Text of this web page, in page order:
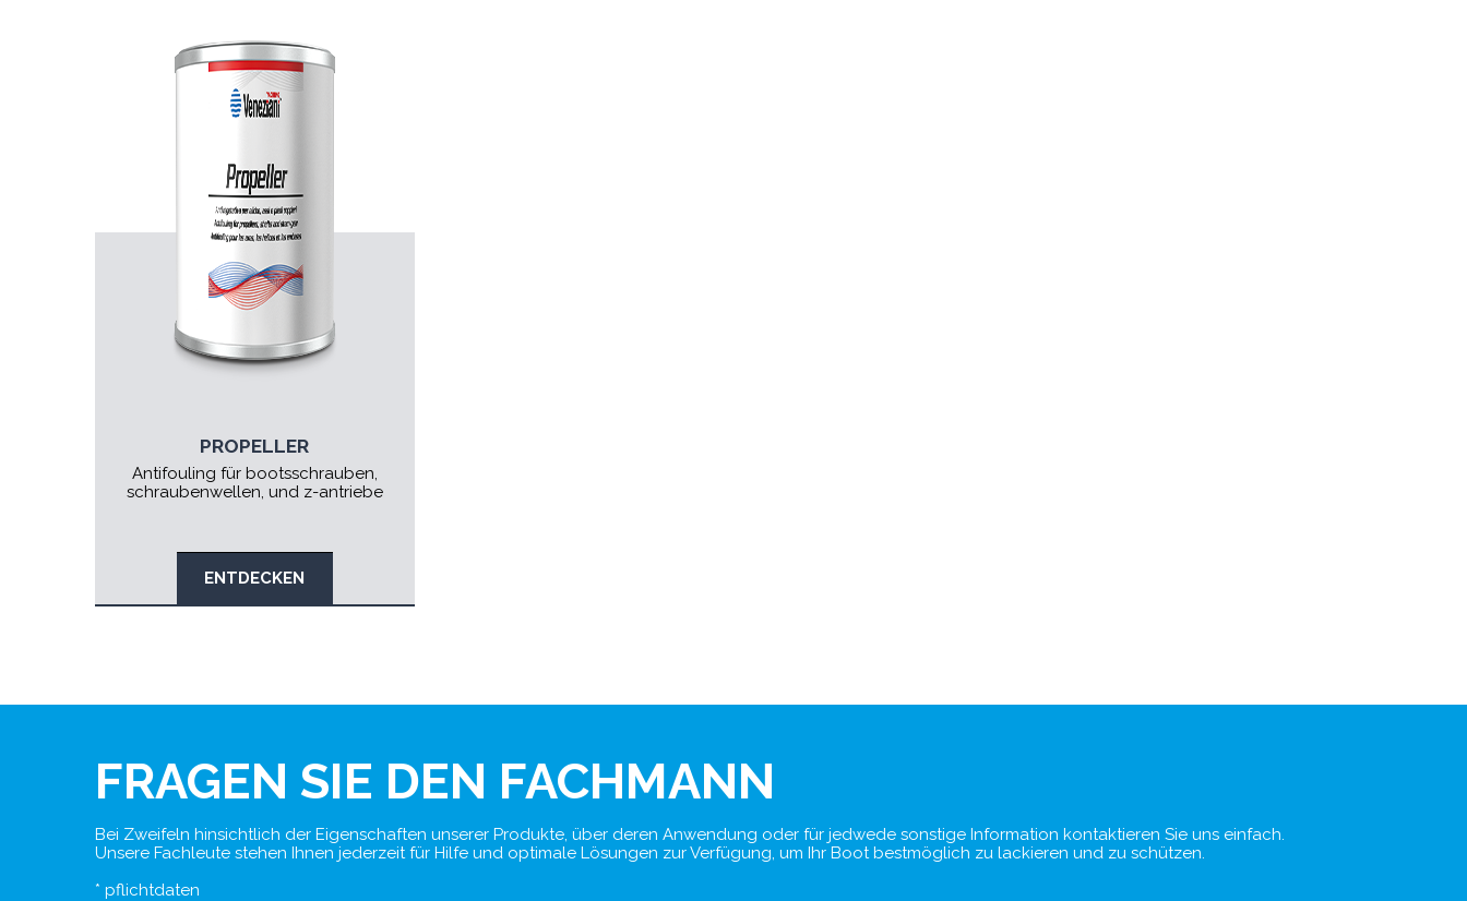
PROPELLER
Antifouling für bootsschrauben,
schraubenwellen, und z-antriebe
ENTDECKEN
FRAGEN SIE DEN FACHMANN
Bei Zweifeln hinsichtlich der Eigenschaften unserer Produkte, über deren Anwendung oder für jedwede sonstige Information kontaktieren Sie uns einfach.
Unsere Fachleute stehen Ihnen jederzeit für Hilfe und optimale Lösungen zur Verfügung, um Ihr Boot bestmöglich zu lackieren und zu schützen.
* pflichtdaten